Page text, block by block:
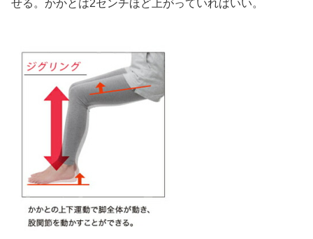
せる。かかとは2センチほど上がっていればいい。